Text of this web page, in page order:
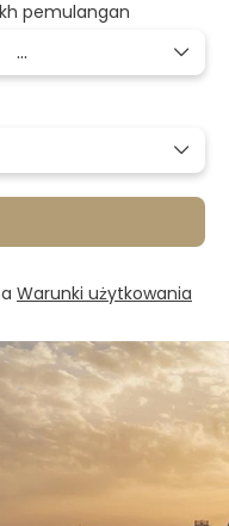
pemulangan
Warunki użytkowania